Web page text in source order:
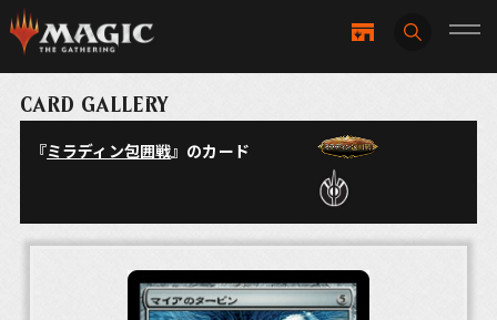
CARD GALLERY
『ミラディン包囲戦』のカード